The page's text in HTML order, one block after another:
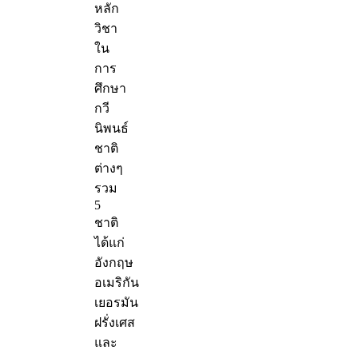
หลัก
วิชา
ใน
การ
ศึกษา
กวี
นิพนธ์
ชาติ
ต่างๆ
รวม
5
ชาติ
ได้แก่
อังกฤษ
อเมริกัน
เยอรมัน
ฝรั่งเศส
และ